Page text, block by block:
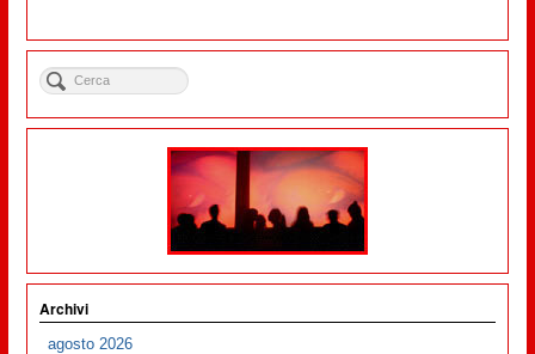
Archivi
agosto 2026